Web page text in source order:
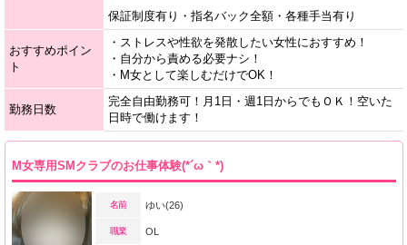
保証制度有り・指名バック全額・各種手当有り
おすすめポイン
ト
・ストレスや性欲を発散したい女性におすすめ！
・自分から責める必要ナシ！
・M女として楽しむだけでOK！
勤務日数
完全自由勤務可！月1日・週1日からでもＯＫ！空いた
日時で働けます！
M女専用SMクラブのお仕事体験(*´ω｀*)
名前 ゆい(26)
職業 OL